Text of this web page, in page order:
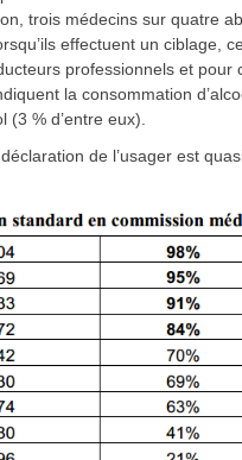
trois médecins sur quatre
effectuent un ciblage,
professionnels et pour
la consommation
% d’entre eux).
de l’usager est